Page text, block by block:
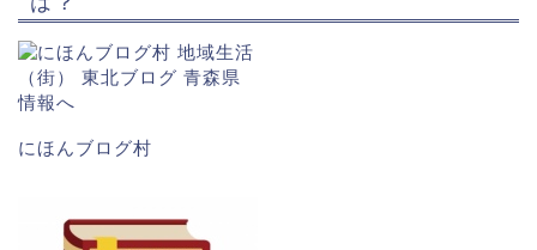
にほんブログ村